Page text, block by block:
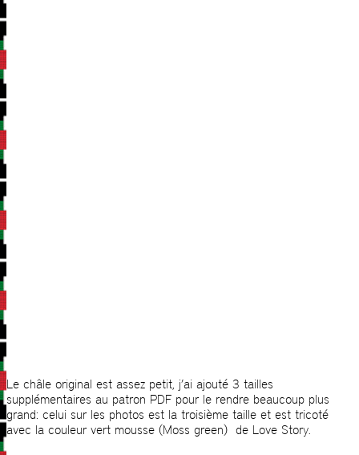
Le châle original est assez petit, j’ai ajouté 3 tailles
supplémentaires au patron PDF pour le rendre beaucoup plus
grand: celui sur les photos est la troisième taille et est tricoté
avec la couleur vert mousse (Moss green) de Love Story.